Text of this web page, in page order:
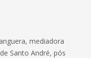
mediadora
Santo André, pós